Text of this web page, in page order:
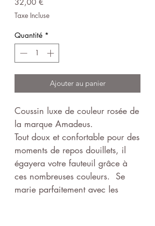
32,00 €
Taxe Incluse
Quantité *
Ajouter au panier
Coussin luxe de couleur rosée de
la marque Amadeus.
Tout doux et confortable pour des
moments de repos douillets, il
égayera votre fauteuil grâce à
ces nombreuses couleurs. Se
marie parfaitement avec les